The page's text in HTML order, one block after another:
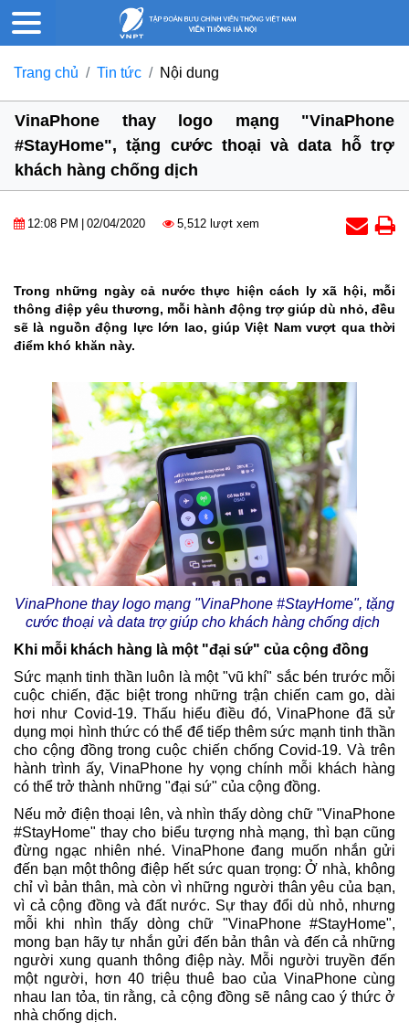
Trang chủ Tin tức Nội dung
VinaPhone thay logo mạng "VinaPhone
#StayHome", tặng cước thoại và data hỗ trợ
khách hàng chống dịch
12:08 PM 02/04/2020 5,512 lượt xem
Trong những ngày cả nước thực hiện cách ly xã hội, mỗi
thông điệp yêu thương, mỗi hành động trợ giúp dù nhỏ, đều
sẽ là nguồn động lực lớn lao, giúp Việt Nam vượt qua thời
điểm khó khăn này.
VinaPhone thay logo mạng "VinaPhone #StayHome", tặng
cước thoại và data trợ giúp cho khách hàng chống dịch
Khi mỗi khách hàng là một "đại sứ" của cộng đồng
Sức mạnh tinh thần luôn là một "vũ khí" sắc bén trước mỗi
cuộc chiến, đặc biệt trong những trận chiến cam go, dài
hơi như Covid-19. Thấu hiểu điều đó, VinaPhone đã sử
dụng mọi hình thức có thể để tiếp thêm sức mạnh tinh thần
cho cộng đồng trong cuộc chiến chống Covid-19. Và trên
hành trình ấy, VinaPhone hy vọng chính mỗi khách hàng
có thể trở thành những "đại sứ" của cộng đồng.
Nếu mở điện thoại lên, và nhìn thấy dòng chữ "VinaPhone
#StayHome" thay cho biểu tượng nhà mạng, thì bạn cũng
đừng ngạc nhiên nhé. VinaPhone đang muốn nhắn gửi
đến bạn một thông điệp hết sức quan trọng: Ở nhà, không
chỉ vì bản thân, mà còn vì những người thân yêu của bạn,
vì cả cộng đồng và đất nước. Sự thay đổi dù nhỏ, nhưng
mỗi khi nhìn thấy dòng chữ "VinaPhone #StayHome",
mong bạn hãy tự nhắn gửi đến bản thân và đến cả những
người xung quanh thông điệp này. Mỗi người truyền đến
một người, hơn 40 triệu thuê bao của VinaPhone cùng
nhau lan tỏa, tin rằng, cả cộng đồng sẽ nâng cao ý thức ở
nhà chống dịch.